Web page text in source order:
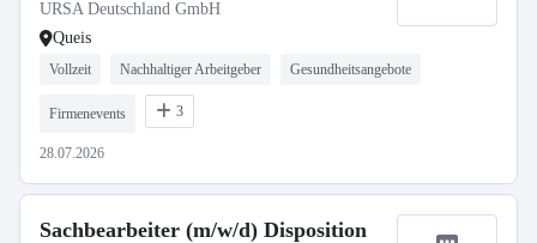
URSA Deutschland GmbH
Queis
Vollzeit Nachhaltiger Arbeitgeber Gesundheitsangebote
Firmenevents 3
28.07.2026
Sachbearbeiter (m/w/d) Disposition